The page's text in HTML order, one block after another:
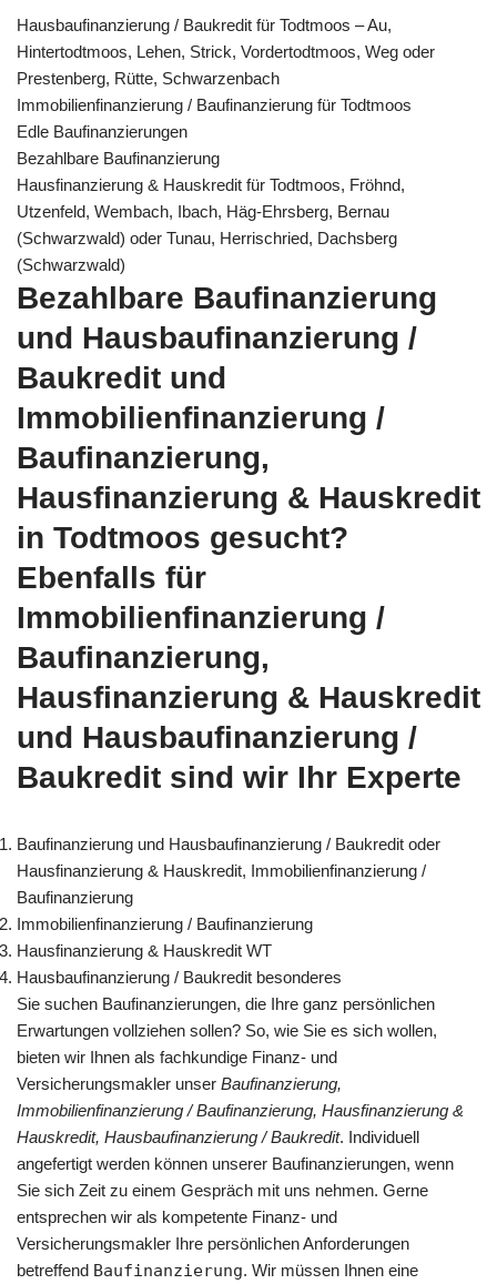
Hausbaufinanzierung / Baukredit für Todtmoos – Au,
Hintertodtmoos, Lehen, Strick, Vordertodtmoos, Weg oder
Prestenberg, Rütte, Schwarzenbach
Immobilienfinanzierung / Baufinanzierung für Todtmoos
Edle Baufinanzierungen
Bezahlbare Baufinanzierung
Hausfinanzierung & Hauskredit für Todtmoos, Fröhnd,
Utzenfeld, Wembach, Ibach, Häg-Ehrsberg, Bernau
(Schwarzwald) oder Tunau, Herrischried, Dachsberg
(Schwarzwald)
Bezahlbare Baufinanzierung
und Hausbaufinanzierung /
Baukredit und
Immobilienfinanzierung /
Baufinanzierung,
Hausfinanzierung & Hauskredit
in Todtmoos gesucht?
Ebenfalls für
Immobilienfinanzierung /
Baufinanzierung,
Hausfinanzierung & Hauskredit
und Hausbaufinanzierung /
Baukredit sind wir Ihr Experte
Baufinanzierung und Hausbaufinanzierung / Baukredit oder
Hausfinanzierung & Hauskredit, Immobilienfinanzierung /
Baufinanzierung
Immobilienfinanzierung / Baufinanzierung
Hausfinanzierung & Hauskredit WT
Hausbaufinanzierung / Baukredit besonderes
Sie suchen Baufinanzierungen, die Ihre ganz persönlichen
Erwartungen vollziehen sollen? So, wie Sie es sich wollen,
bieten wir Ihnen als fachkundige Finanz- und
Versicherungsmakler unser Baufinanzierung,
Immobilienfinanzierung / Baufinanzierung, Hausfinanzierung &
Hauskredit, Hausbaufinanzierung / Baukredit. Individuell
angefertigt werden können unserer Baufinanzierungen, wenn
Sie sich Zeit zu einem Gespräch mit uns nehmen. Gerne
entsprechen wir als kompetente Finanz- und
Versicherungsmakler Ihre persönlichen Anforderungen
betreffend Baufinanzierung. Wir müssen Ihnen eine